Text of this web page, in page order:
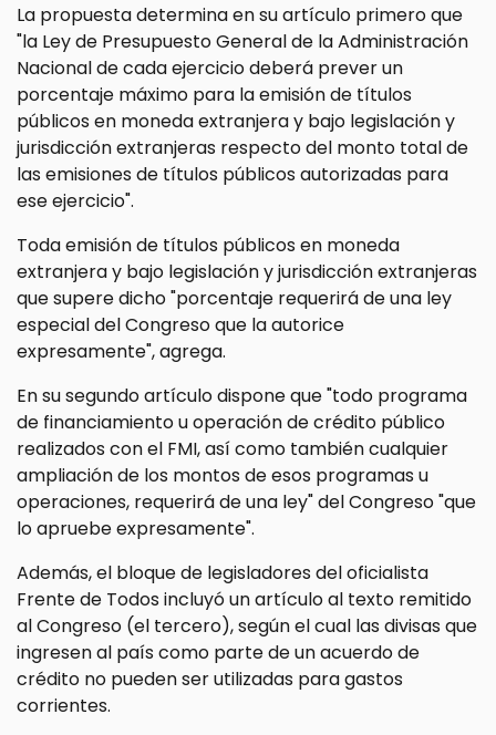
La propuesta determina en su artículo primero que
"la Ley de Presupuesto General de la Administración
Nacional de cada ejercicio deberá prever un
porcentaje máximo para la emisión de títulos
públicos en moneda extranjera y bajo legislación y
jurisdicción extranjeras respecto del monto total de
las emisiones de títulos públicos autorizadas para
ese ejercicio".
Toda emisión de títulos públicos en moneda
extranjera y bajo legislación y jurisdicción extranjeras
que supere dicho "porcentaje requerirá de una ley
especial del Congreso que la autorice
expresamente", agrega.
En su segundo artículo dispone que "todo programa
de financiamiento u operación de crédito público
realizados con el FMI, así como también cualquier
ampliación de los montos de esos programas u
operaciones, requerirá de una ley" del Congreso "que
lo apruebe expresamente".
Además, el bloque de legisladores del oficialista
Frente de Todos incluyó un artículo al texto remitido
al Congreso (el tercero), según el cual las divisas que
ingresen al país como parte de un acuerdo de
crédito no pueden ser utilizadas para gastos
corrientes.